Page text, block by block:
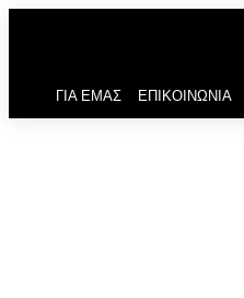
ΓΙΑ ΕΜΑΣ ΕΠΙΚΟΙΝΩΝΙΑ